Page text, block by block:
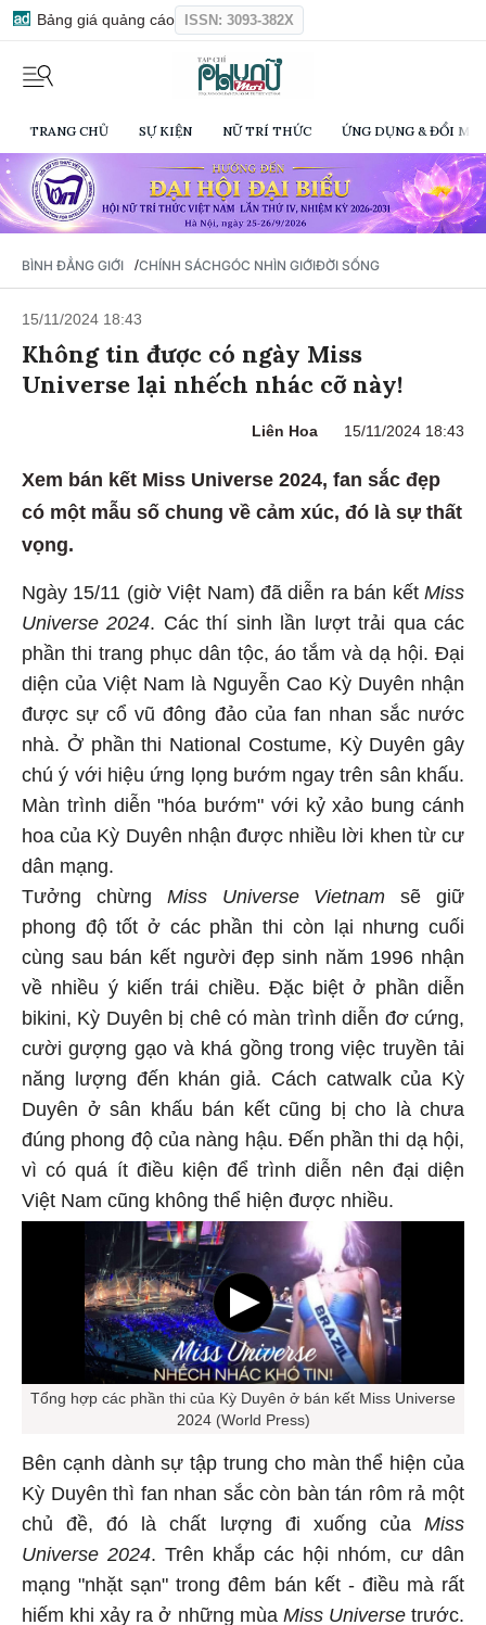
Bảng giá quảng cáo ISSN: 3093-382X
TRANG CHỦ SỰ KIỆN NỮ TRÍ THỨC ỨNG DỤNG & ĐỔI
BÌNH ĐẲNG GIỚI /CHÍNH SÁCHGÓC NHÌN GIỚIĐỜI SỐNG
15/11/2024 18:43
Không tin được có ngày Miss
Universe lại nhếch nhác cỡ này!
Liên Hoa 15/11/2024 18:43
Xem bán kết Miss Universe 2024, fan sắc đẹp
có một mẫu số chung về cảm xúc, đó là sự thất
vọng.
Ngày 15/11 (giờ Việt Nam) đã diễn ra bán kết Miss
Universe 2024 . Các thí sinh lần lượt trải qua các
phần thi trang phục dân tộc, áo tắm và dạ hội. Đại
diện của Việt Nam là Nguyễn Cao Kỳ Duyên nhận
được sự cổ vũ đông đảo của fan nhan sắc nước
nhà. Ở phần thi National Costume, Kỳ Duyên gây
chú ý với hiệu ứng lọng bướm ngay trên sân khấu.
Màn trình diễn "hóa bướm" với kỷ xảo bung cánh
hoa của Kỳ Duyên nhận được nhiều lời khen từ cư
dân mạng.
Tưởng chừng Miss Universe Vietnam sẽ giữ
phong độ tốt ở các phần thi còn lại nhưng cuối
cùng sau bán kết người đẹp sinh năm 1996 nhận
về nhiều ý kiến trái chiều. Đặc biệt ở phần diễn
bikini, Kỳ Duyên bị chê có màn trình diễn đơ cứng,
cười gượng gạo và khá gồng trong việc truyền tải
năng lượng đến khán giả. Cách catwalk của Kỳ
Duyên ở sân khấu bán kết cũng bị cho là chưa
đúng phong độ của nàng hậu. Đến phần thi dạ hội,
vì có quá ít điều kiện để trình diễn nên đại diện
Việt Nam cũng không thể hiện được nhiều.
Tổng hợp các phần thi của Kỳ Duyên ở bán kết Miss Universe
2024 (World Press)
Bên cạnh dành sự tập trung cho màn thể hiện của
Kỳ Duyên thì fan nhan sắc còn bàn tán rôm rả một
chủ đề, đó là chất lượng đi xuống của Miss
Universe 2024 . Trên khắp các hội nhóm, cư dân
mạng "nhặt sạn" trong đêm bán kết - điều mà rất
hiếm khi xảy ra ở những mùa Miss Universetrước.